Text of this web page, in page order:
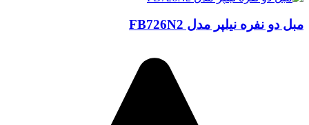
مبل دو نفره نیلپر مدل FB726N2